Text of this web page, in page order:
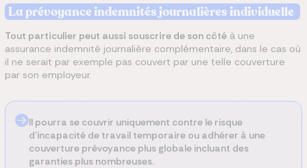
La prévoyance indemnités journalières individuelle
Tout particulier peut aussi souscrire de son côté à une
assurance indemnité journalière complémentaire, dans le cas où
il ne serait par exemple pas couvert par une telle couverture
par son employeur.
Il pourra se couvrir uniquement contre le risque
d’incapacité de travail temporaire ou adhérer à une
couverture prévoyance plus globale incluant des
garanties plus nombreuses.